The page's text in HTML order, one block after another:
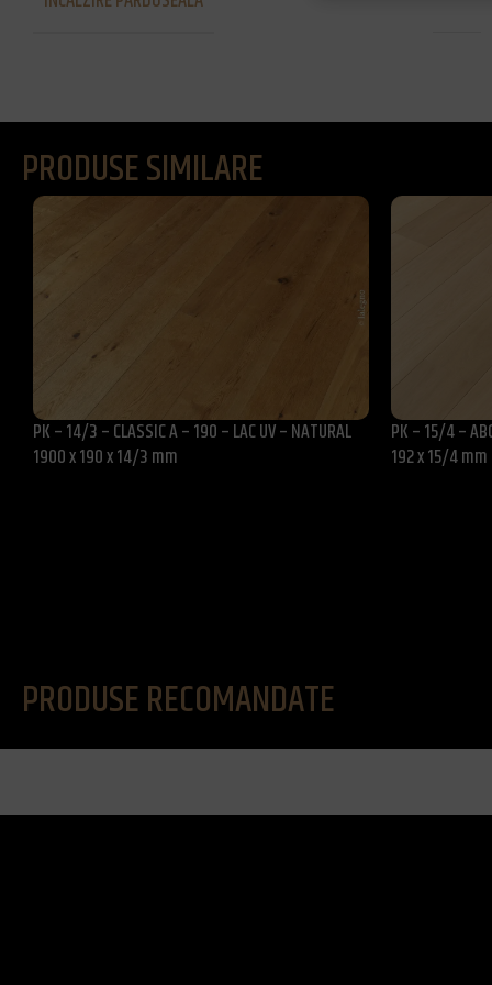
PRODUSE SIMILARE
PK – 14/3 – CLASSIC A – 190 – LAC UV – NATURAL
1900 x 190 x 14/3 mm
PK – 15/4 –
192 x 15/4 mm
PRODUSE RECOMANDATE